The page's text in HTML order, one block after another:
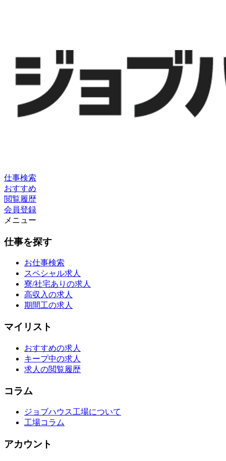
仕事検索
おすすめ
閲覧履歴
会員登録
メニュー
仕事を探す
お仕事検索
スペシャル求人
寮/社宅ありの求人
高収入の求人
期間工の求人
マイリスト
おすすめの求人
キープ中の求人
求人の閲覧履歴
コラム
ジョブハウス工場について
工場コラム
アカウント